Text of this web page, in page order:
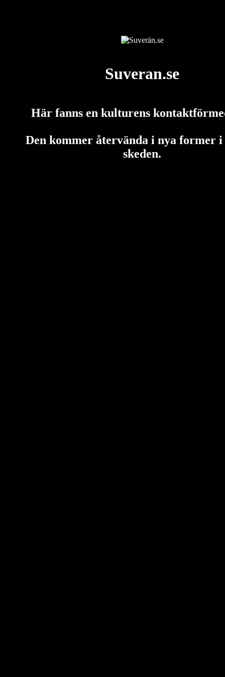
Suveran.se
Här fanns en kulturens
Den kommer återvända i nya former i
skeden.